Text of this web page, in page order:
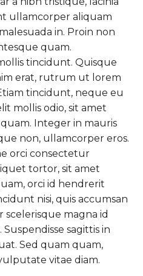
ullamcorper aliquam
in. Proin non
quam.
tincidunt. Quisque
erat, rutrum ut lorem
tincidunt, neque eu
mollis odio, sit amet
Integer in mauris
non, ullamcorper eros.
orci consectetur
tortor, sit amet
orci id hendrerit
nisi, quis accumsan
scelerisque magna id
sagittis in
Sed quam quam,
vitae diam.